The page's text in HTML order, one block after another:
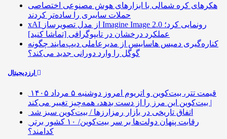
هکرهای کره شمالی با ابزارهای هوش مصنوعی اختصاصی
حملات سایبری را ساده‌تر کردند
xAI از مدل تصویرساز Imagine Image 2.0 رونمایی کرد؛
عملکرد درخشان در تایپوگرافی [تماشا کنید]
کناره‌گیری دمیس هاسابیس از مدیرعاملی دیپ‌مایند چگونه
گوگل را وارد دورانی جدید می‌کند؟
قیمت تتر، بیت‌کوین و اتریوم امروز دوشنبه ۵ مرداد ۱۴۰۵
| بیت‌کوین این مرز را از دست بدهد، همه‌چیز تغییر می‌کند
اتفاق تاریخی در بازار رمزارزها / بیت‌کوین سبز شد
رقابت پنهان دولت‌ها بر سر بیت‌کوین/ ۱۰ کشور برتر
کدامند؟